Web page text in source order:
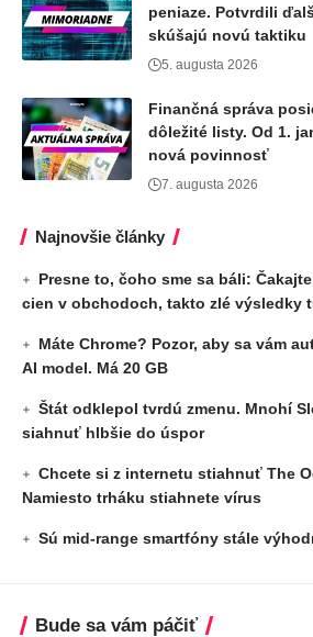
peniaze. Potvrdili
skúšajú novú taktiku
5. augusta 2026
Finančná správa
dôležité listy. Od 1.
nová povinnosť
7. augusta 2026
Najnovšie články
Presne to, čoho sme sa báli:
cien v obchodoch, takto zlé výsledky
Máte Chrome? Pozor, aby sa vám
AI model. Má 20 GB
Štát odklepol tvrdú zmenu. Mnohí
siahnuť hlbšie do úspor
Chcete si z internetu stiahnuť The
Namiesto trháku stiahnete vírus
Sú mid-range smartfóny stále
Bude sa vám páčiť